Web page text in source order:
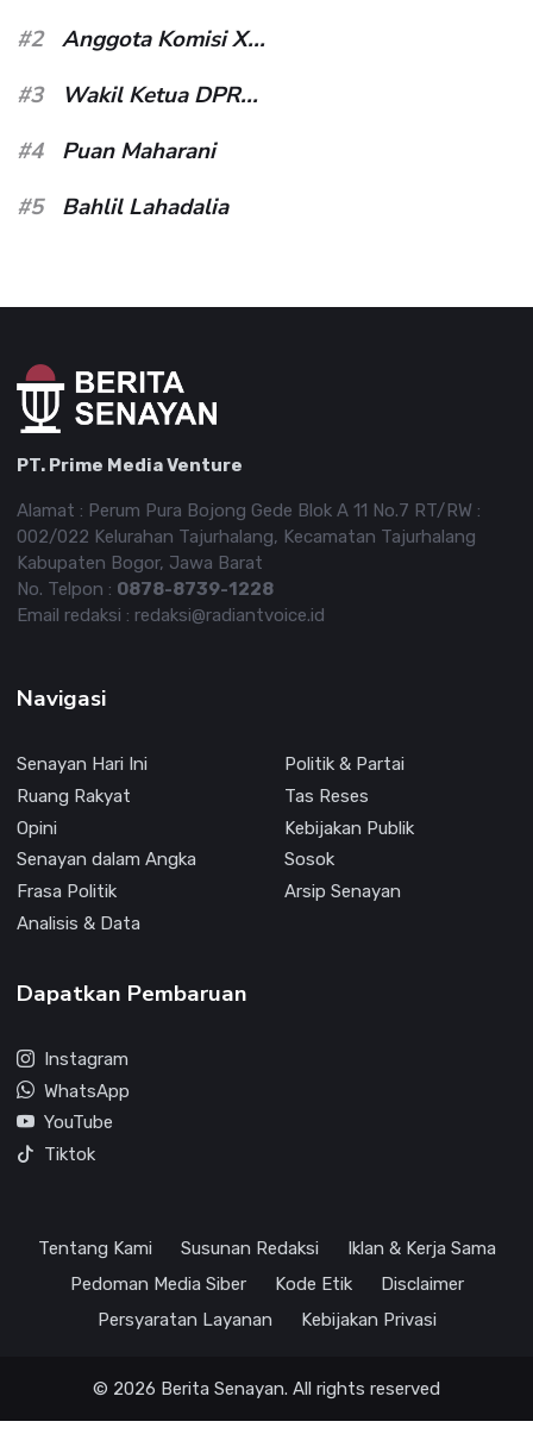
#2
Anggota Komisi X...
#3
Wakil Ketua DPR...
#4
Puan Maharani
#5
Bahlil Lahadalia
PT. Prime Media Venture
Alamat : Perum Pura Bojong Gede Blok A 11 No.7 RT/RW :
002/022 Kelurahan Tajurhalang, Kecamatan Tajurhalang
Kabupaten Bogor, Jawa Barat
No. Telpon : 0878-8739-1228
Email redaksi : redaksi@radiantvoice.id
Navigasi
Senayan Hari Ini
Politik & Partai
Ruang Rakyat
Tas Reses
Opini
Kebijakan Publik
Senayan dalam Angka
Sosok
Frasa Politik
Arsip Senayan
Analisis & Data
Dapatkan Pembaruan
Instagram
WhatsApp
YouTube
Tiktok
Tentang Kami Susunan Redaksi
Iklan & Kerja Sama
Pedoman Media Siber
Kode Etik
Disclaimer
Persyaratan Layanan
Kebijakan Privasi
© 2026 Berita Senayan. All rights reserved